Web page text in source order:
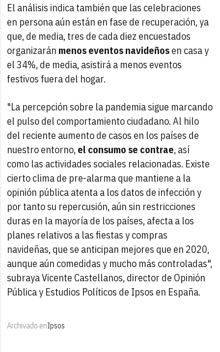
El análisis indica también que las celebraciones
en persona aún están en fase de recuperación, ya
que, de media, tres de cada diez encuestados
organizarán menos eventos navideñosen casa y
el 34%, de media, asistirá a menos eventos
festivos fuera del hogar.
"La percepción sobre la pandemia sigue marcando
el pulso del comportamiento ciudadano. Al hilo
del reciente aumento de casos en los países de
nuestro entorno,el consumo se contrae, así
como las actividades sociales relacionadas. Existe
cierto clima de pre-alarma que mantiene a la
opinión pública atenta a los datos de infección y
por tanto su repercusión, aún sin restricciones
duras en la mayoría de los países, afecta a los
planes relativos a las fiestas y compras
navideñas, que se anticipan mejores que en 2020,
aunque aún comedidas y mucho más controladas",
subraya Vicente Castellanos, director de Opinión
Pública y Estudios Políticos de Ipsos en España.
Archivado enIpsos